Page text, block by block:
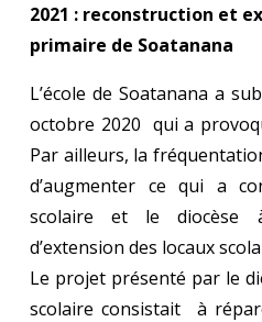
2021 : reconstruction et
primaire de Soatanana
L’école de Soatanana a
octobre 2020 qui a
Par ailleurs, la
d’augmenter ce qui a
scolaire et le diocèse
d’extension des locaux
Le projet présenté par le
scolaire consistait à